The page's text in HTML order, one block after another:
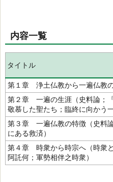
内容一覧
タイトル
第１章 浄土仏教から一遍仏教
第２章 一遍の生涯（史料論；
敬慕した聖たち；臨終に向かう一
第３章 一遍仏教の特徴（史料
にある救済）
第４章 時衆から時宗へ（時衆
阿託何；軍勢相伴之時衆）